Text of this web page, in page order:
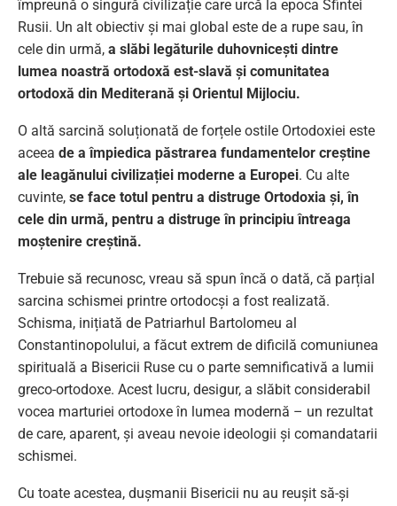
împreună o singură civilizație care urcă la epoca Sfintei
Rusii. Un alt obiectiv și mai global este de a rupe sau, în
cele din urmă, a slăbi legăturile duhovnicești dintre
lumea noastră ortodoxă est-slavă și comunitatea
ortodoxă din Mediterană și Orientul Mijlociu.
O altă sarcină soluționată de forțele ostile Ortodoxiei este
aceea de a împiedica păstrarea fundamentelor creștine
ale leagănului civilizației moderne a Europei. Cu alte
cuvinte, se face totul pentru a distruge Ortodoxia și, în
cele din urmă, pentru a distruge în principiu întreaga
moștenire creștină.
Trebuie să recunosc, vreau să spun încă o dată, că parțial
sarcina schismei printre ortodocși a fost realizată.
Schisma, inițiată de Patriarhul Bartolomeu al
Constantinopolului, a făcut extrem de dificilă comuniunea
spirituală a Bisericii Ruse cu o parte semnificativă a lumii
greco-ortodoxe. Acest lucru, desigur, a slăbit considerabil
vocea marturiei ortodoxe în lumea modernă – un rezultat
de care, aparent, și aveau nevoie ideologii și comandatarii
schismei.
Cu toate acestea, dușmanii Bisericii nu au reușit să-și